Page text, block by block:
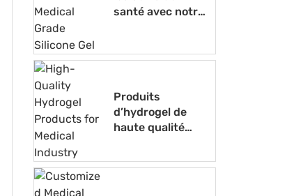
santé avec notre
Produits
d’hydrogel de
haute qualité